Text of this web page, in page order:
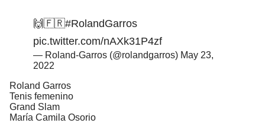
🙌🇫🇷#RolandGarros
pic.twitter.com/nAXk31P4zf
— Roland-Garros (@rolandgarros) May 23,
2022
Roland Garros
Tenis femenino
Grand Slam
María Camila Osorio